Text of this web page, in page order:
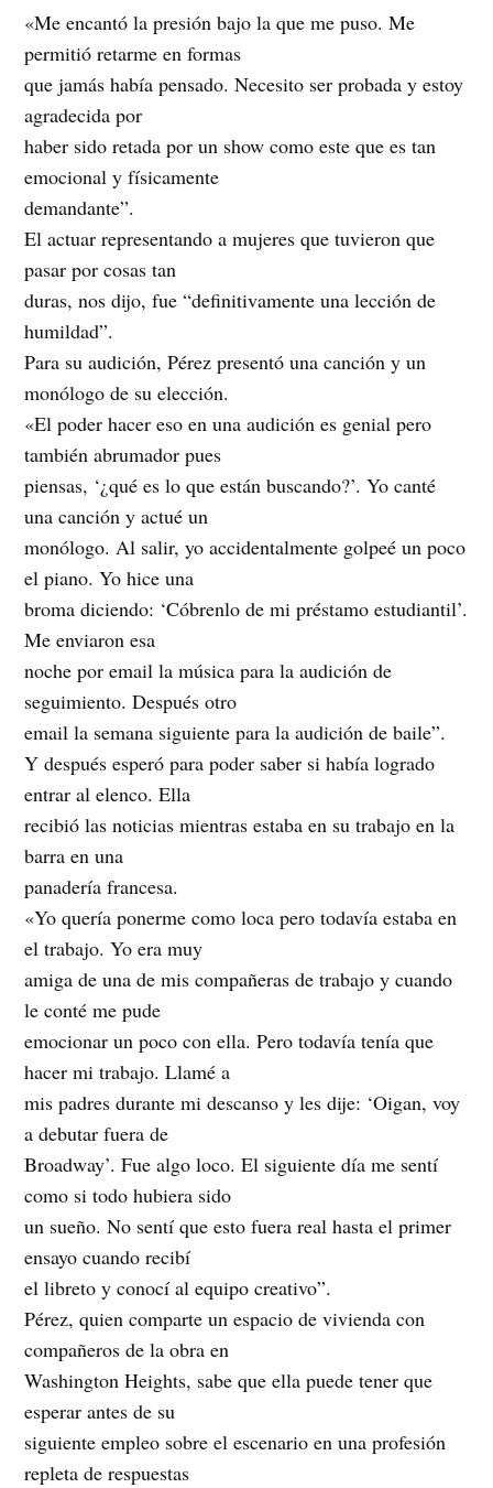
«Me encantó la presión bajo la que me puso. Me
permitió retarme en formas
que jamás había pensado. Necesito ser probada y estoy
agradecida por
haber sido retada por un show como este que es tan
emocional y físicamente
demandante”.
El actuar representando a mujeres que tuvieron que
pasar por cosas tan
duras, nos dijo, fue “definitivamente una lección de
humildad”.
Para su audición, Pérez presentó una canción y un
monólogo de su elección.
«El poder hacer eso en una audición es genial pero
también abrumador pues
piensas, ‘¿qué es lo que están buscando?’. Yo canté
una canción y actué un
monólogo. Al salir, yo accidentalmente golpeé un poco
el piano. Yo hice una
broma diciendo: ‘Cóbrenlo de mi préstamo estudiantil’.
Me enviaron esa
noche por email la música para la audición de
seguimiento. Después otro
email la semana siguiente para la audición de baile”.
Y después esperó para poder saber si había logrado
entrar al elenco. Ella
recibió las noticias mientras estaba en su trabajo en la
barra en una
panadería francesa.
«Yo quería ponerme como loca pero todavía estaba en
el trabajo. Yo era muy
amiga de una de mis compañeras de trabajo y cuando
le conté me pude
emocionar un poco con ella. Pero todavía tenía que
hacer mi trabajo. Llamé a
mis padres durante mi descanso y les dije: ‘Oigan, voy
a debutar fuera de
Broadway’. Fue algo loco. El siguiente día me sentí
como si todo hubiera sido
un sueño. No sentí que esto fuera real hasta el primer
ensayo cuando recibí
el libreto y conocí al equipo creativo”.
Pérez, quien comparte un espacio de vivienda con
compañeros de la obra en
Washington Heights, sabe que ella puede tener que
esperar antes de su
siguiente empleo sobre el escenario en una profesión
repleta de respuestas